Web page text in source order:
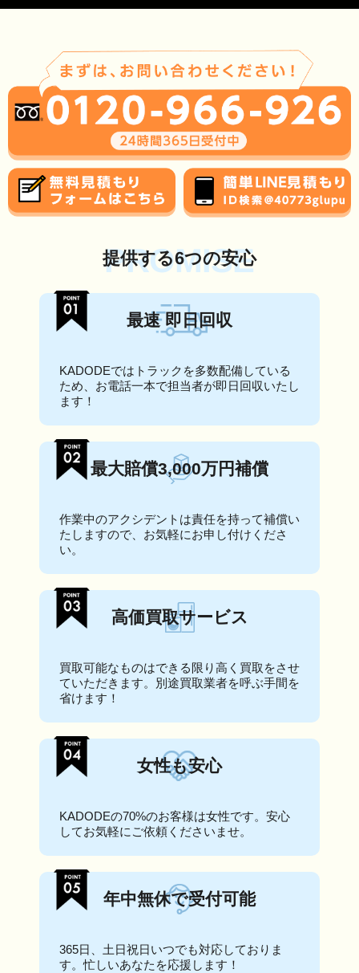
PROMISE
提供する6つの安心
最速 即日回収
KADODEではトラックを多数配備している
ため、お電話一本で担当者が即日回収いたし
ます！
最大賠償3,000万円補償
作業中のアクシデントは責任を持って補償い
たしますので、お気軽にお申し付けくださ
い。
高価買取サービス
買取可能なものはできる限り高く買取をさせ
ていただきます。別途買取業者を呼ぶ手間を
省けます！
女性も安心
KADODEの70%のお客様は女性です。安心
してお気軽にご依頼くださいませ。
年中無休で受付可能
365日、土日祝日いつでも対応しておりま
す。忙しいあなたを応援します！